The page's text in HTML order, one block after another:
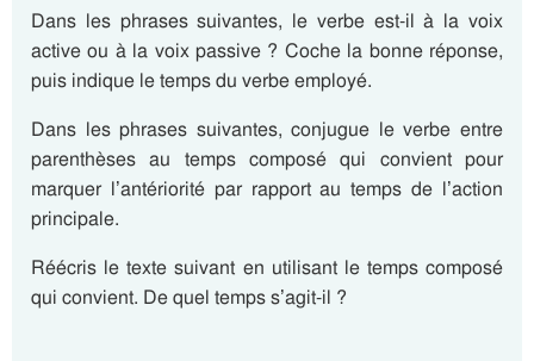
Dans les phrases suivantes, le verbe est-il à la voix
active ou à la voix passive ? Coche la bonne réponse,
puis indique le temps du verbe employé.
Dans les phrases suivantes, conjugue le verbe entre
parenthèses au temps composé qui convient pour
marquer l’antériorité par rapport au temps de l’action
principale.
Réécris le texte suivant en utilisant le temps composé
qui convient. De quel temps s’agit-il ?